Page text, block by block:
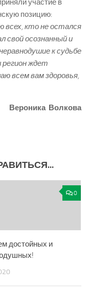
участие в
позицию:
всех, кто не остался
свой осознанный и
к судьбе
регион ждет
всем вам здоровья,
Вероника Волкова
0
достойных и